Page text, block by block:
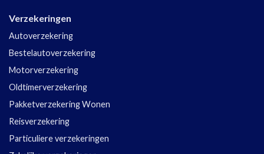
Verzekeringen
Autoverzekering
Bestelautoverzekering
Motorverzekering
Oldtimerverzekering
Pakketverzekering Wonen
Reisverzekering
Particuliere verzekeringen